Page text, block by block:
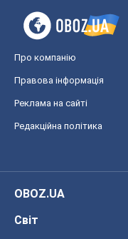
Про компанію
Правова інформація
Реклама на сайті
Редакційна політика
OBOZ.UA
Світ